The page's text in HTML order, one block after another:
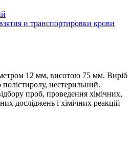
и транспортировки крови
12 мм, висотою 75 мм. Виріб
нестерильний.
проб, проведення хімічних,
досліджень і хімічних реакцій